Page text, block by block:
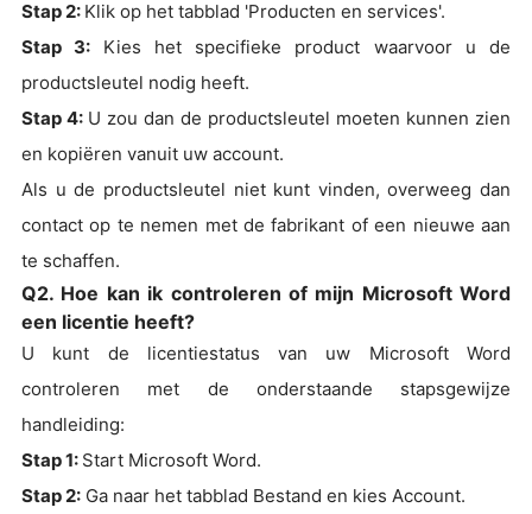
Stap 2: Klik op het tabblad 'Producten en services'.
Stap 3: Kies het specifieke product waarvoor u de
productsleutel nodig heeft.
Stap 4: U zou dan de productsleutel moeten kunnen zien
en kopiëren vanuit uw account.
Als u de productsleutel niet kunt vinden, overweeg dan
contact op te nemen met de fabrikant of een nieuwe aan
te schaffen.
Q2. Hoe kan ik controleren of mijn Microsoft Word
een licentie heeft?
U kunt de licentiestatus van uw Microsoft Word
controleren met de onderstaande stapsgewijze
handleiding:
Stap 1: Start Microsoft Word.
Stap 2: Ga naar het tabblad Bestand en kies Account.